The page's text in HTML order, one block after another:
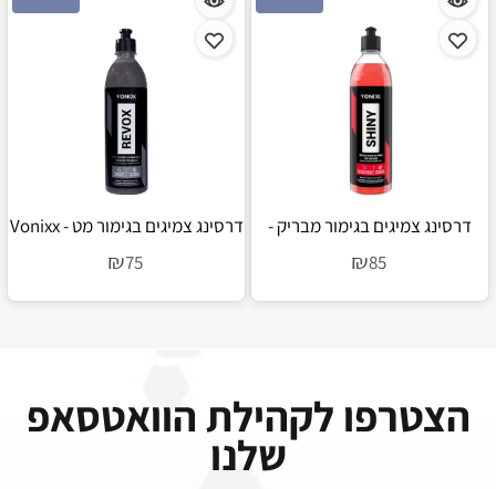
דרסינג צמיגים בגימור מבריק -
₪85
דרסינג צמיגים בגימור מט - Vonixx
₪75
הצטרפו לקהילת הוואטסאפ
שלנו